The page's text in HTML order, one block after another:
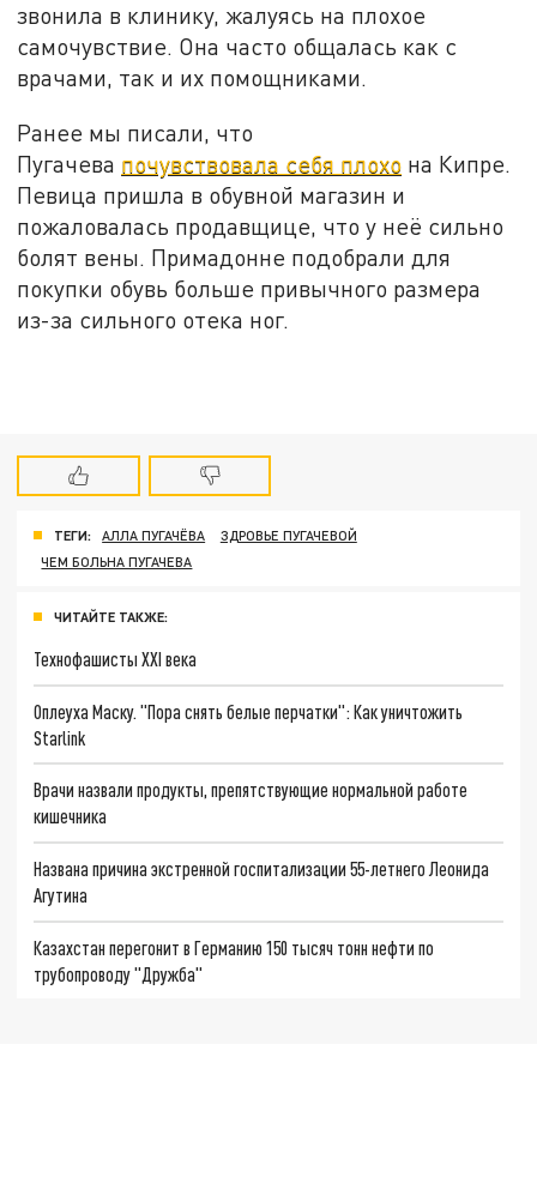
звонила в клинику, жалуясь на плохое
самочувствие. Она часто общалась как с
врачами, так и их помощниками.
Ранее мы писали, что
Пугачева почувствовала себя плохо на Кипре.
Певица пришла в обувной магазин и
пожаловалась продавщице, что у неё сильно
болят вены. Примадонне подобрали для
покупки обувь больше привычного размера
из-за сильного отека ног.
ТЕГИ: АЛЛА ПУГАЧЁВА
ЗДРОВЬЕ ПУГАЧЕВОЙ
ЧЕМ БОЛЬНА ПУГАЧЕВА
ЧИТАЙТЕ ТАКЖЕ:
Технофашисты XXI века
Оплеуха Маску. "Пора снять белые перчатки": Как уничтожить
Starlink
Врачи назвали продукты, препятствующие нормальной работе
кишечника
Названа причина экстренной госпитализации 55-летнего Леонида
Агутина
Казахстан перегонит в Германию 150 тысяч тонн нефти по
трубопроводу "Дружба"